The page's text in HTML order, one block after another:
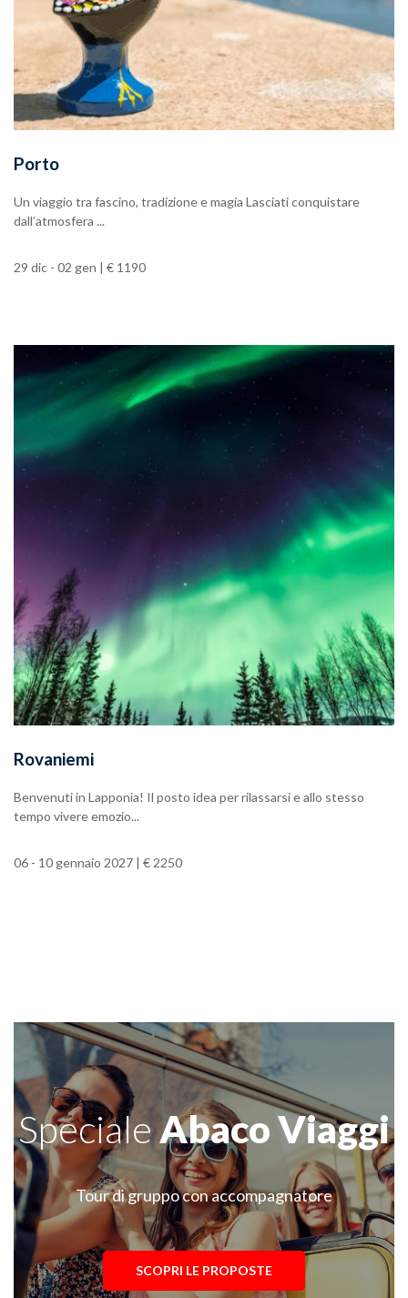
Porto
Un viaggio tra fascino, tradizione e magia Lasciati conquistare
dall’atmosfera ...
29 dic - 02 gen | € 1190
Rovaniemi
Benvenuti in Lapponia! Il posto idea per rilassarsi e allo stesso
tempo vivere emozio...
06 - 10 gennaio 2027 | € 2250
SpecialeAbaco Viaggi
Tour di gruppo con accompagnatore
SCOPRI LE PROPOSTE